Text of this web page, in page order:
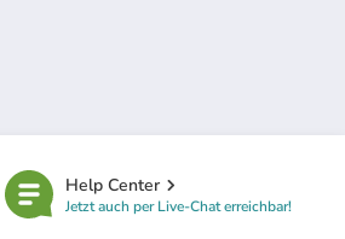
Help Center
Jetzt auch per Live-Chat erreichbar!